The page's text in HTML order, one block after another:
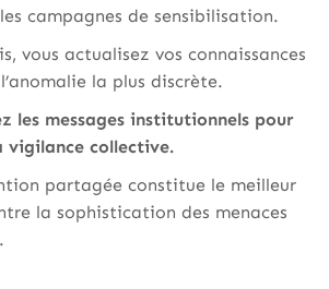
campagnes de sensibilisation.
vous actualisez vos connaissances
la plus discrète.
les messages institutionnels pour
vigilance collective.
partagée constitue le meilleur
la sophistication des menaces